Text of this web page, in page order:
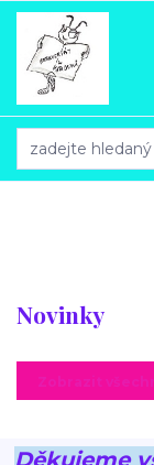
Novinky
Děkujeme